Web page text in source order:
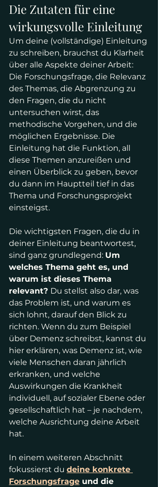
Die Zutaten für eine
wirkungsvolle Einleitung
Um deine (vollständige) Einleitung
zu schreiben, brauchst du Klarheit
über alle Aspekte deiner Arbeit:
Die Forschungsfrage, die Relevanz
des Themas, die Abgrenzung zu
den Fragen, die du nicht
untersuchen wirst, das
methodische Vorgehen, und die
möglichen Ergebnisse. Die
Einleitung hat die Funktion, all
diese Themen anzureißen und
einen Überblick zu geben, bevor
du dann im Hauptteil tief in das
Thema und Forschungsprojekt
einsteigst.
Die wichtigsten Fragen, die du in
deiner Einleitung beantwortest,
sind ganz grundlegend: Um
welches Thema geht es, und
warum ist dieses Thema
relevant? Du stellst also dar, was
das Problem ist, und warum es
sich lohnt, darauf den Blick zu
richten. Wenn du zum Beispiel
über Demenz schreibst, kannst du
hier erklären, was Demenz ist, wie
viele Menschen daran jährlich
erkranken, und welche
Auswirkungen die Krankheit
individuell, auf sozialer Ebene oder
gesellschaftlich hat – je nachdem,
welche Ausrichtung deine Arbeit
hat.
In einem weiteren Abschnitt
fokussierst du deine konkrete
Forschungsfrage und die